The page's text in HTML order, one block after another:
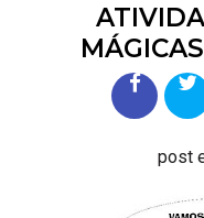
post